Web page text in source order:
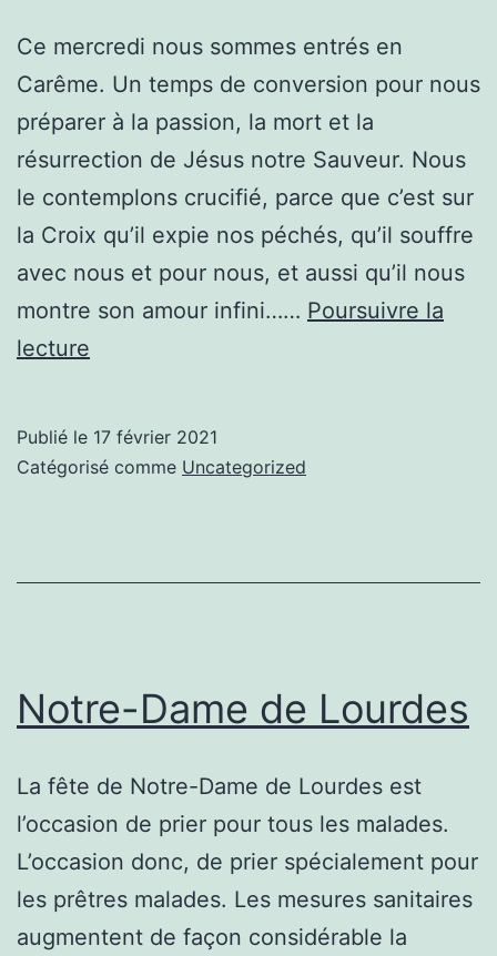
Ce mercredi nous sommes entrés en
Carême. Un temps de conversion pour nous
préparer à la passion, la mort et la
résurrection de Jésus notre Sauveur. Nous
le contemplons crucifié, parce que c’est sur
la Croix qu’il expie nos péchés, qu’il souffre
avec nous et pour nous, et aussi qu’il nous
montre son amour infini…… Poursuivre la
lecture
Face
Publié le 17 février 2021
Catégorisé comme Uncategorized
Notre-Dame de Lourdes
La fête de Notre-Dame de Lourdes est
l’occasion de prier pour tous les malades.
L’occasion donc, de prier spécialement pour
les prêtres malades. Les mesures sanitaires
augmentent de façon considérable la